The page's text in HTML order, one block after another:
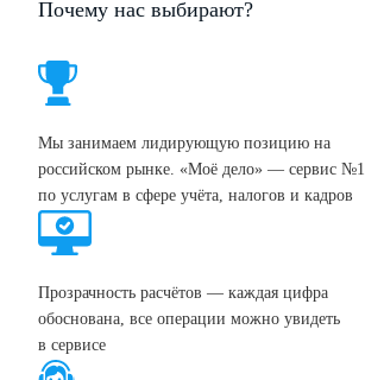
Почему нас выбирают?
Мы занимаем лидирующую позицию на
российском рынке. «Моё дело» — сервис №1
по услугам в сфере учёта, налогов и кадров
Прозрачность расчётов — каждая цифра
обоснована, все операции можно увидеть
в сервисе